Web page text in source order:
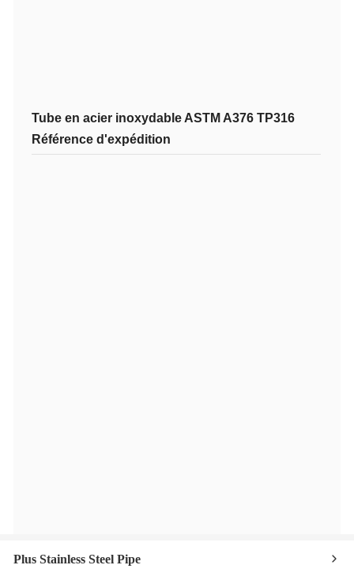
Tube en acier inoxydable ASTM A376 TP316
Référence d'expédition
Plus Stainless Steel Pipe